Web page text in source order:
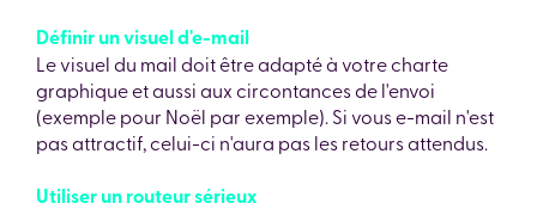
Définir un visuel d'e-mail
Le visuel du mail doit être adapté à votre charte
graphique et aussi aux circontances de l'envoi
(exemple pour Noël par exemple). Si vous e-mail n'est
pas attractif, celui-ci n'aura pas les retours attendus.
Utiliser un routeur sérieux